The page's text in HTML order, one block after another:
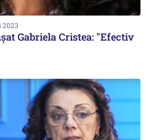
2023
Gabriela Cristea: "Efectiv